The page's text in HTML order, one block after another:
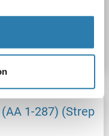
Détails
1-287) (Strep